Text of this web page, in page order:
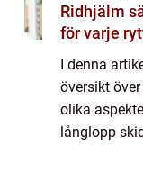
Ridhjälm säkerhet, passform och stil
för varje
I denna
översikt
olika
långlopp